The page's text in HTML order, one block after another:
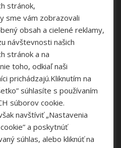
stránok,
sme vám zobrazovali
obsah a cielené reklamy,
návštevnosti našich
stránok a na
toho, odkiaľ naši
prichádzajú.Kliknutím na
súhlasíte s používaním
súborov cookie.
navštíviť „Nastavenia
a poskytnúť
súhlas, alebo kliknúť na